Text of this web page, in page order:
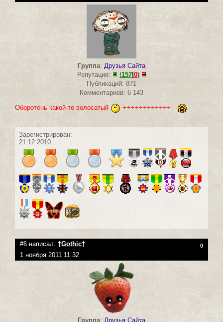
Группа: Друзья Сайта
Репутация:
(157|0)
Публикаций: 871
Комментариев: 6 143
Оборотень какой-то волосатый ++++++++++++
Зарегистрирован:
21.12.2010
#6 написал: †Gothic† 0
1 ноября 2011 11:32
Группа: Друзья Сайта